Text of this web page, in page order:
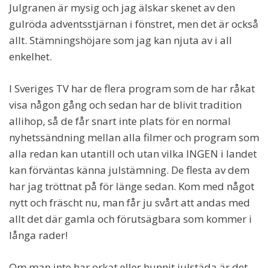
Julgranen är mysig och jag älskar skenet av den
gulröda adventsstjärnan i fönstret, men det är också
allt. Stämningshöjare som jag kan njuta av i all
enkelhet.
I Sveriges TV har de flera program som de har råkat
visa någon gång och sedan har de blivit tradition
allihop, så de får snart inte plats för en normal
nyhetssändning mellan alla filmer och program som
alla redan kan utantill och utan vilka INGEN i landet
kan förväntas känna julstämning. De flesta av dem
har jag tröttnat på för länge sedan. Kom med något
nytt och fräscht nu, man får ju svårt att andas med
allt det där gamla och förutsägbara som kommer i
långa rader!